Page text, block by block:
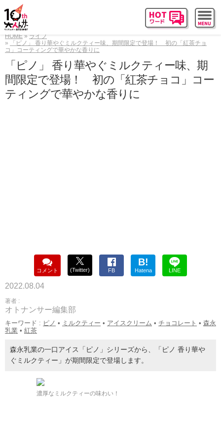
HOME
ライフ
「ピノ」 香り華やぐミルクティー味、期間限定で登場！ 初の「紅茶チョ
コ」コーティングで華やかな香りに
「ピノ」 香り華やぐミルクティー味、期
間限定で登場！ 初の「紅茶チョコ」コー
ティングで華やかな香りに
コメント (Twitter) FB
B!
Hatena LINE
2022.08.04
著者 :
オトナンサー編集部
キーワード : ピノ • ミルクティー • アイスクリーム • チョコレート • 森永
乳業 • 紅茶
森永乳業の一口アイス「ピノ」シリーズから、「ピノ 香り華や
ぐミルクティー」が期間限定で登場します。
濃厚なミルクティーの味わい！